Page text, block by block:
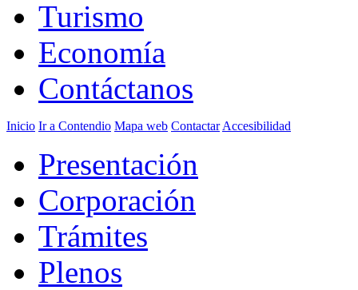
Turismo
Economía
Contáctanos
Inicio Ir a Contendio Mapa web Contactar Accesibilidad
Presentación
Corporación
Trámites
Plenos